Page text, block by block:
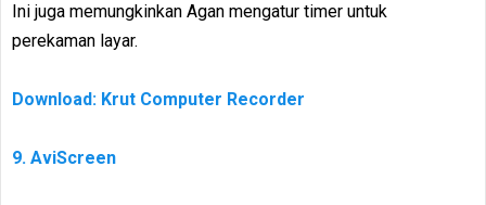
Ini juga memungkinkan Agan mengatur timer untuk
perekaman layar.
Download: Krut Computer Recorder
9. AviScreen